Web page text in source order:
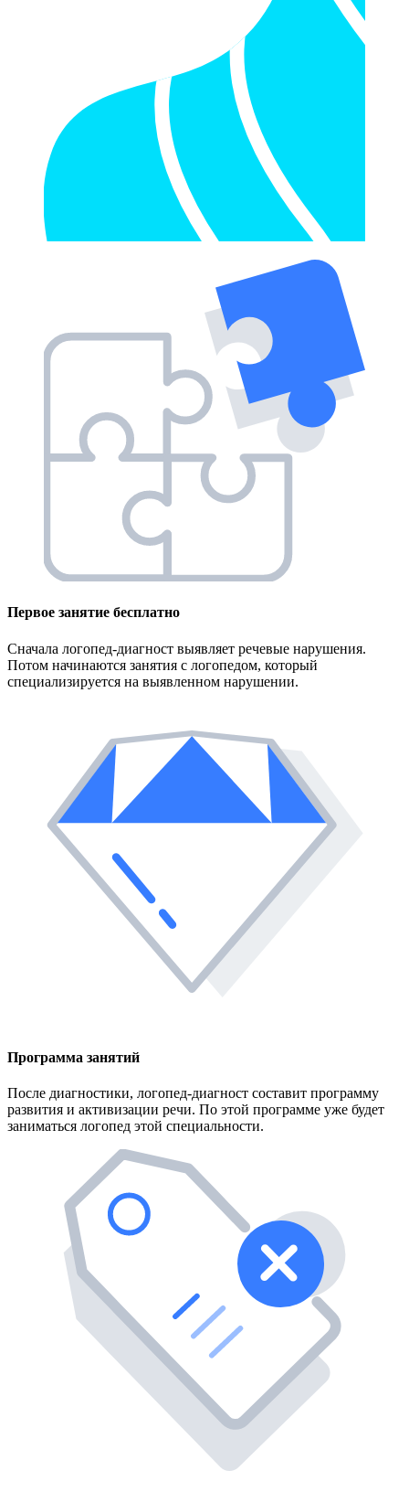
Первое занятие бесплатно
Сначала логопед-диагност выявляет речевые нарушения.
Потом начинаются занятия с логопедом, который
специализируется на выявленном нарушении.
Программа занятий
После диагностики, логопед-диагност составит программу
развития и активизации речи. По этой программе уже будет
заниматься логопед этой специальности.